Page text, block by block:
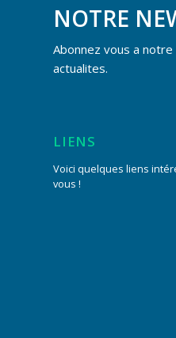
NOTRE
Abonnez vous a
actualites.
LIENS
Voici quelques liens
vous !